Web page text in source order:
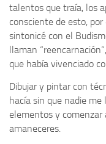
talentos que traía, los
consciente de esto,
sintonicé con el
llaman
que había vivenciado
Dibujar y pintar con
hacía sin que nadie
elementos y comenzar
amaneceres.